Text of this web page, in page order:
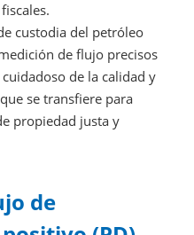
custodia del petróleo
de flujo precisos
de la calidad y
se transfiere para
propiedad justa y
de